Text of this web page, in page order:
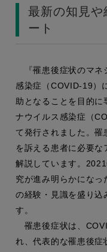
最新の知見
ート
『罹患後症状のマネ
感染症（COVID-19）
助となることを目的に
ナウイルス感染症（
て発行されました。
を訴える患者に必要
解説しています。
究が進み明らかにな
の経験・見識を盛り
す。
罹患後症状は、
れ、代表的な罹患後症